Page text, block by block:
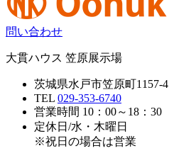
問い合わせ
大貫ハウス 笠原展示場
茨城県水戸市笠原町1157-4
TEL 029-353-6740
営業時間 10：00～18：30
定休日/水・木曜日
※祝日の場合は営業